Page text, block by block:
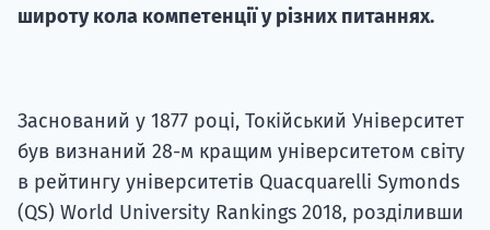
широту кола компетенції у різних питаннях.
Заснований у 1877 році, Токійський Університет
був визнаний 28-м кращим університетом світу
в рейтингу університетів Quacquarelli Symonds
(QS) World University Rankings 2018, розділивши